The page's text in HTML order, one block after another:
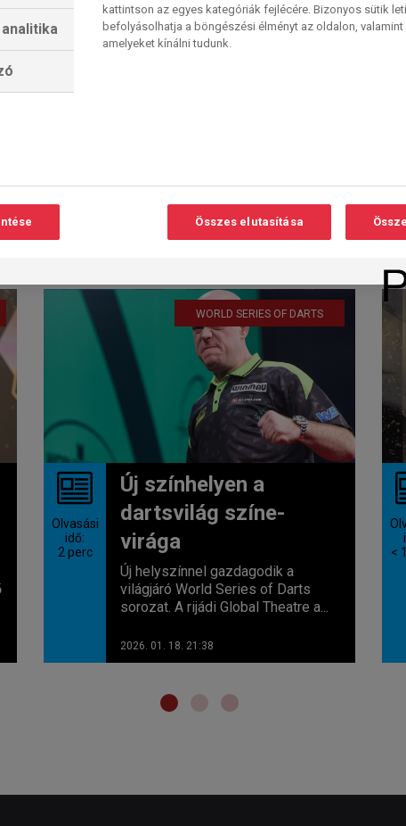
UK Upen negyeddöntőjére
Mineheadben – egyetlen
versenyző akad, aki felnőtt...
WORLD SERIES OF DARTS
Olvasási
idő:
2 perc
Új színhelyen a
dartsvilág színe-
virága
Új helyszínnel gazdagodik a
világjáró World Series of Darts
sorozat. A rijádi Global Theatre a...
2026. 01. 18. 21:38
< 1
kattintson az egyes kategóriák fejlécére. Bizonyos sütik
befolyásolhatja a böngészési élményt az oldalon,
amelyeket kínálni tudunk.
Összes elutasítása